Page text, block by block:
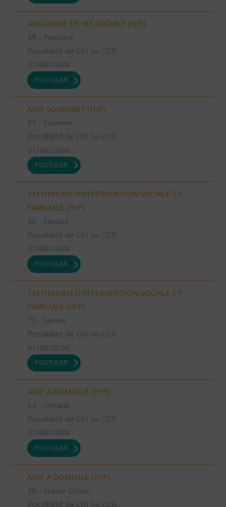
AUXILIAIRE DE VIE SOCIALE (H/F)
29 - Finistère
Possibilité de CDI ou CDD
01/08/2026
POSTULER
AIDE SOIGNANT (H/F)
91 - Essonne
Possibilité de CDI ou CDD
01/08/2026
POSTULER
TECHNICIEN D’INTERVENTION SOCIALE ET
FAMILIALE (H/F)
40 - Landes
Possibilité de CDI ou CDD
01/08/2026
POSTULER
TECHNICIEN D’INTERVENTION SOCIALE ET
FAMILIALE (H/F)
73 - Savoie
Possibilité de CDI ou CDD
01/08/2026
POSTULER
AIDE A DOMICILE (H/F)
34 - Hérault
Possibilité de CDI ou CDD
01/08/2026
POSTULER
AIDE A DOMICILE (H/F)
2B - Haute-Corse
Possibilité de CDI ou CDD